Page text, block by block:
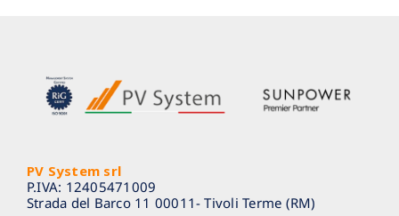
PV System srl
P.IVA: 12405471009
Strada del Barco 11 00011- Tivoli Terme (RM)